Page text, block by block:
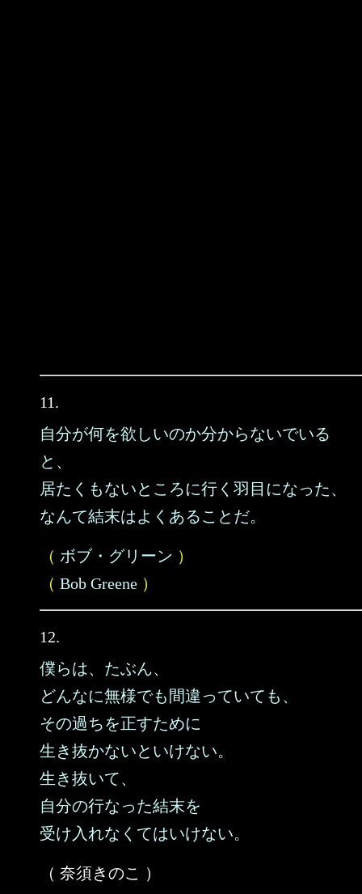
11.
自分が何を欲しいのか分からないでいる
と、
居たくもないところに行く羽目になった、
なんて結末はよくあることだ。
（ ボブ・グリーン ）
（ Bob Greene ）
12.
僕らは、たぶん、
どんなに無様でも間違っていても、
その過ちを正すために
生き抜かないといけない。
生き抜いて、
自分の行なった結末を
受け入れなくてはいけない。
（ 奈須きのこ ）